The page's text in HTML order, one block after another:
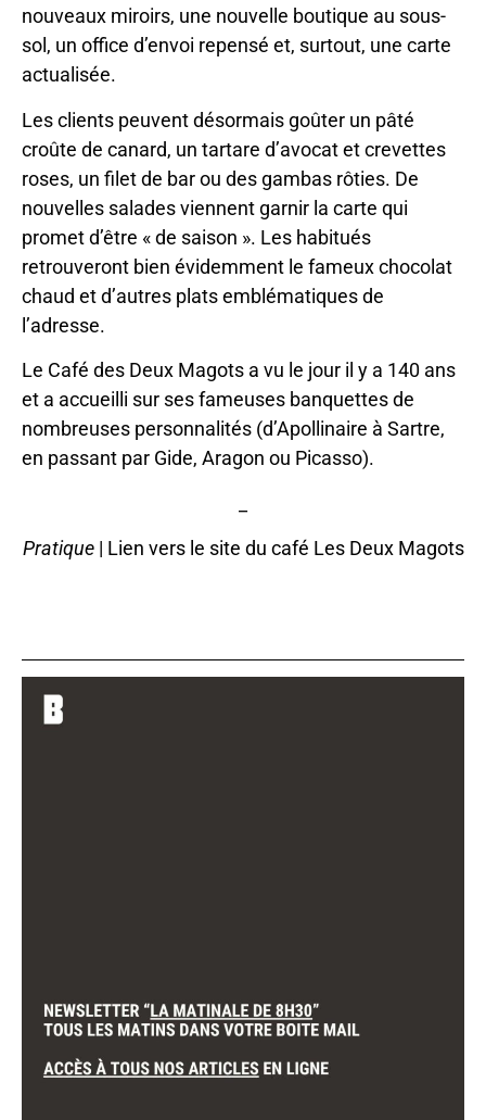
nouveaux miroirs, une nouvelle boutique au sous-
sol, un office d’envoi repensé et, surtout, une carte
actualisée.
Les clients peuvent désormais goûter un pâté
croûte de canard, un tartare d’avocat et crevettes
roses, un filet de bar ou des gambas rôties. De
nouvelles salades viennent garnir la carte qui
promet d’être « de saison ». Les habitués
retrouveront bien évidemment le fameux chocolat
chaud et d’autres plats emblématiques de
l’adresse.
Le Café des Deux Magots a vu le jour il y a 140 ans
et a accueilli sur ses fameuses banquettes de
nombreuses personnalités (d’Apollinaire à Sartre,
en passant par Gide, Aragon ou Picasso).
Pratique| Lien vers le site du café Les Deux Magots